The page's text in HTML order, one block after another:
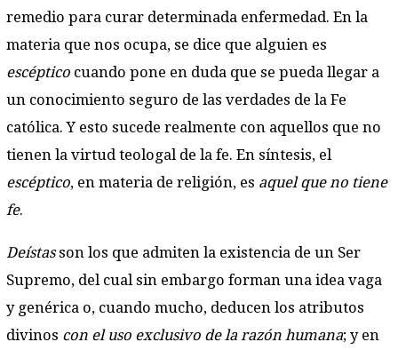
remedio para curar determinada enfermedad. En la
materia que nos ocupa, se dice que alguien es
escéptico cuando pone en duda que se pueda llegar a
un conocimiento seguro de las verdades de la Fe
católica. Y esto sucede realmente con aquellos que no
tienen la virtud teologal de la fe. En síntesis, el
escéptico, en materia de religión, es aquel que no tiene
fe.
Deístasson los que admiten la existencia de un Ser
Supremo, del cual sin embargo forman una idea vaga
y genérica o, cuando mucho, deducen los atributos
divinos con el uso exclusivo de la razón humana; y en